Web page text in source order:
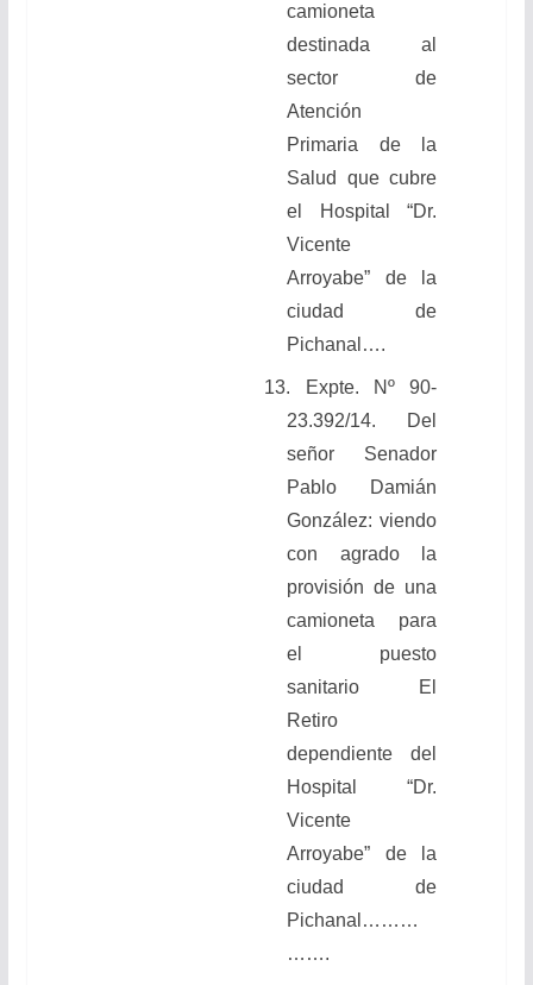
camioneta
destinada al
sector de
Atención
Primaria de la
Salud que cubre
el Hospital “Dr.
Vicente
Arroyabe” de la
ciudad de
Pichanal….
13. Expte. Nº 90-
23.392/14. Del
señor Senador
Pablo Damián
González: viendo
con agrado la
provisión de una
camioneta para
el puesto
sanitario El
Retiro
dependiente del
Hospital “Dr.
Vicente
Arroyabe” de la
ciudad de
Pichanal………
…….